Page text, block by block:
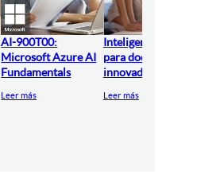
AI-900T00:
Microsoft Azure AI
Fundamentals
Leer más
Inteligencia
para docentes
innovadores
Leer más